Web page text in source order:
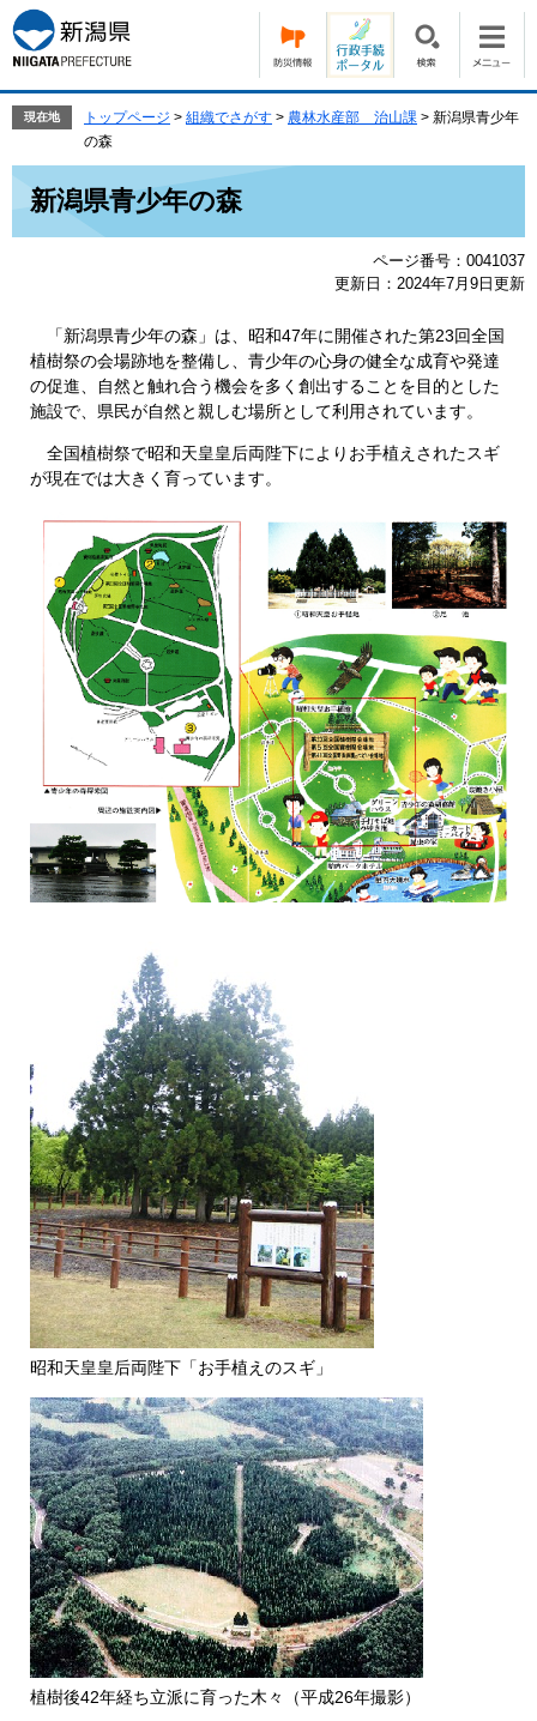
ー
ジ
の
で
す。
ニ
ュ
ー
ば
本
現在地 トップページ > 組織でさがす > 農林水産部 治山課 > 新潟県青少年
の森
新潟県青少年の森
ページ番号：0041037
更新日：2024年7月9日更新
「新潟県青少年の森」は、昭和47年に開催された第23回全国
植樹祭の会場跡地を整備し、青少年の心身の健全な成育や発達
の促進、自然と触れ合う機会を多く創出することを目的とした
施設で、県民が自然と親しむ場所として利用されています。
全国植樹祭で昭和天皇皇后両陛下によりお手植えされたスギ
が現在では大きく育っています。
昭和天皇皇后両陛下「お手植えのスギ」
植樹後42年経ち立派に育った木々（平成26年撮影）